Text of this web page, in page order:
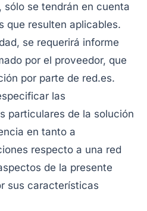
sólo se tendrán en cuenta
que resulten aplicables.
se requerirá informe
por el proveedor, que
por parte de red.es.
las
particulares de la solución
en tanto a
respecto a una red
de la presente
sus características